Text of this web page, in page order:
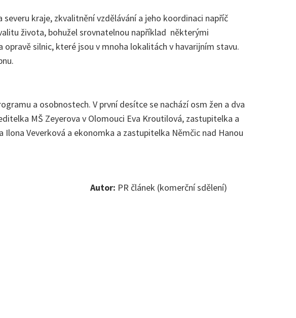
kraje, zkvalitnění vzdělávání a jeho koordinaci napříč
života, bohužel srovnatelnou například některými
silnic, které jsou v mnoha lokalitách v havarijním stavu.
a osobnostech. V první desítce se nachází osm žen a dva
MŠ Zeyerova v Olomouci Eva Kroutilová, zastupitelka a
Veverková a ekonomka a zastupitelka Němčic nad Hanou
Autor: PR článek (komerční sdělení)